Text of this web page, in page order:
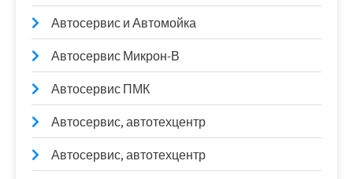
Автосервис и Автомойка
Автосервис Микрон-В
Автосервис ПМК
Автосервис, автотехцентр
Автосервис, автотехцентр